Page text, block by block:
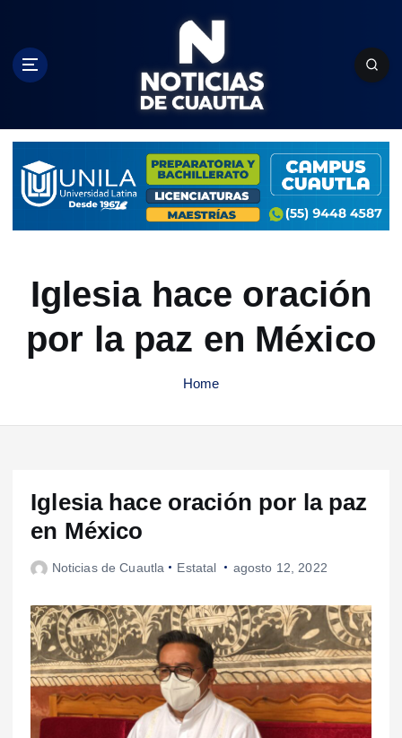
c
Iglesia hace oración
por la paz en México
Home
Iglesia hace oración por la paz
en México
Noticias de Cuautla Estatal agosto 12, 2022